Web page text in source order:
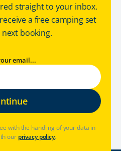
straight to your inbox.
a free camping set
booking.
email...
with the handling of your data in
our privacy policy.